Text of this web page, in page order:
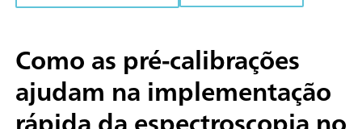
Como as pré-calibrações
ajudam na implementação